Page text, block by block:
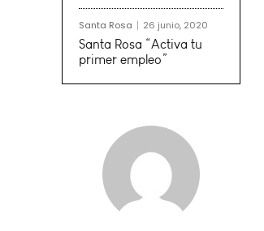
Santa Rosa 26 junio, 2020
Santa Rosa “Activa tu
primer empleo”